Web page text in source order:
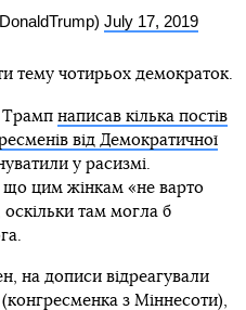
July 17, 2019
тему чотирьох демократок.
Трамп написав кілька постів
від Демократичної
у расизмі.
цим жінкам «не варто
оскільки там могла б
на дописи відреагували
з Міннесоти),